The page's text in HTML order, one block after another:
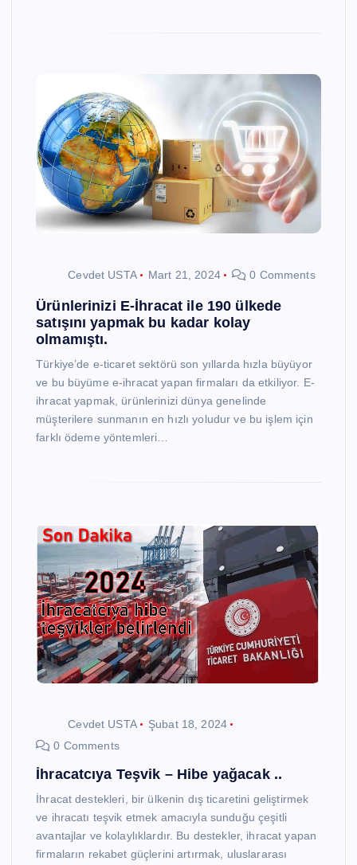
Cevdet USTA Mart 21, 2024 0 Comments
Ürünlerinizi E-İhracat ile 190 ülkede
satışını yapmak bu kadar kolay
olmamıştı.
Türkiye’de e-ticaret sektörü son yıllarda hızla büyüyor
ve bu büyüme e-ihracat yapan firmaları da etkiliyor. E-
ihracat yapmak, ürünlerinizi dünya genelinde
müşterilere sunmanın en hızlı yoludur ve bu işlem için
farklı ödeme yöntemleri…
Cevdet USTA
Şubat 18, 2024
0 Comments
İhracatcıya Teşvik – Hibe yağacak ..
İhracat destekleri, bir ülkenin dış ticaretini geliştirmek
ve ihracatı teşvik etmek amacıyla sunduğu çeşitli
avantajlar ve kolaylıklardır. Bu destekler, ihracat yapan
firmaların rekabet güçlerini artırmak, uluslararası